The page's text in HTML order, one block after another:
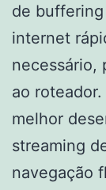
de
internet
necessário,
ao
melhor
streaming
navegação